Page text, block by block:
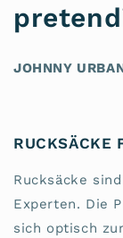
JOHNNY
RUCKSÄCKE
Rucksäcke
Experten. Die
sich optisch